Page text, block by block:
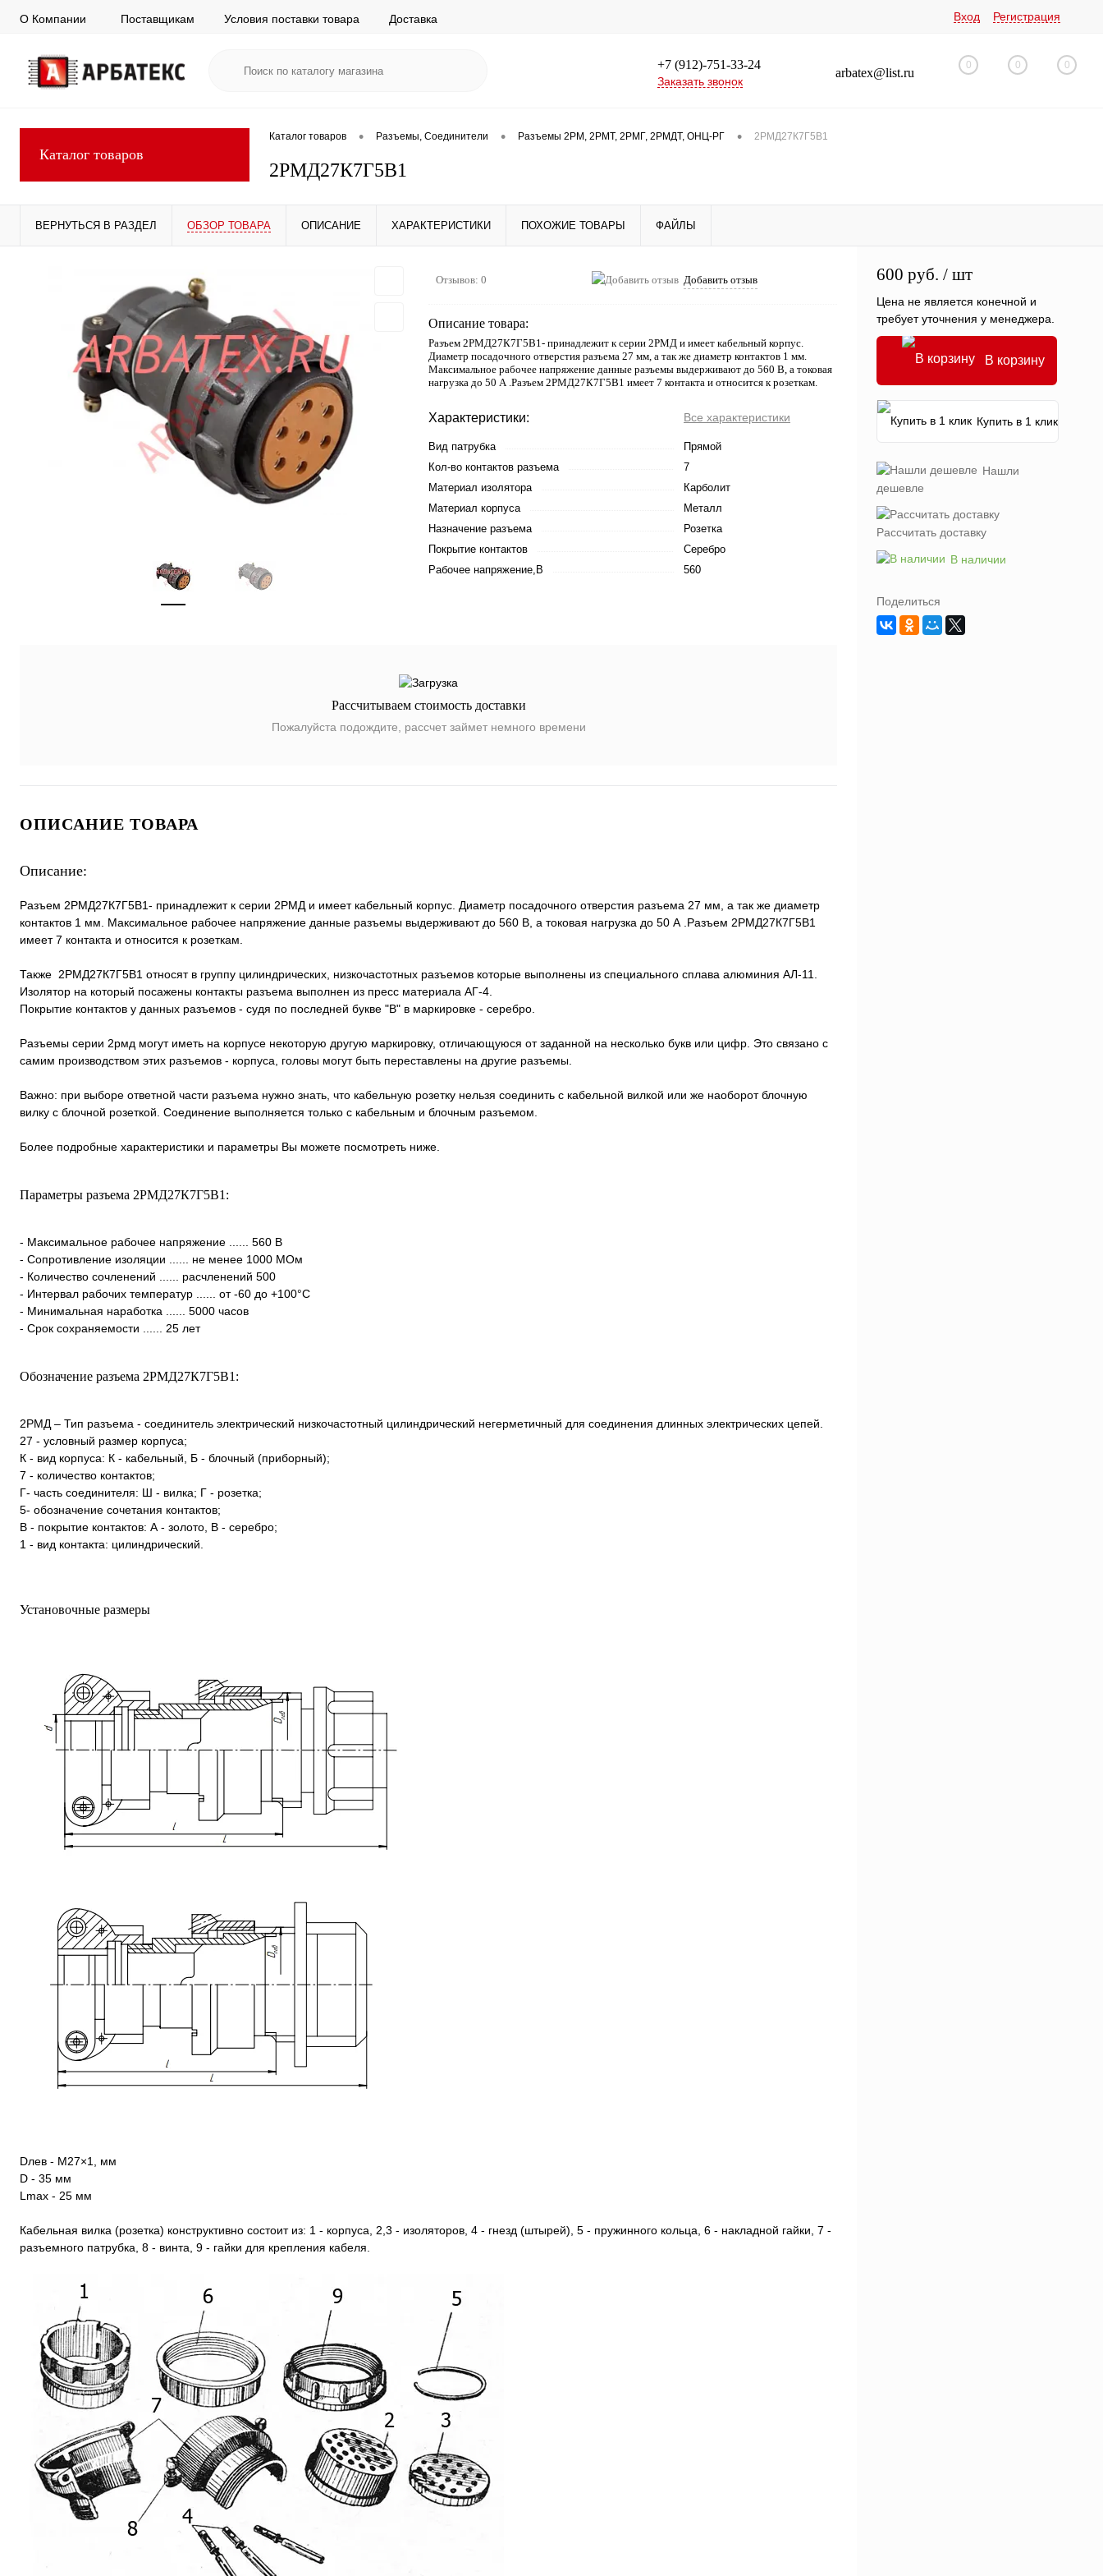
О Компании Поставщикам Условия поставки товара Доставка Вход Регистрация
+7 (912)-751-33-24
Заказать звонок
arbatex@list.ru
0 0 0
Каталог товаров
Каталог товаров • Разъемы, Соединители • Разъемы 2РМ, 2РМТ, 2РМГ, 2РМДТ, ОНЦ-РГ • 2РМД27К7Г5В1
2РМД27К7Г5В1
ВЕРНУТЬСЯ В РАЗДЕЛ ОБЗОР ТОВАРА ОПИСАНИЕ ХАРАКТЕРИСТИКИ ПОХОЖИЕ ТОВАРЫ ФАЙЛЫ
Отзывов: 0 Добавить отзыв
Описание товара:
Разъем 2РМД27К7Г5В1- принадлежит к серии 2РМД и имеет кабельный корпус.
Диаметр посадочного отверстия разъема 27 мм, а так же диаметр контактов 1 мм.
Максимальное рабочее напряжение данные разъемы выдерживают до 560 В, а токовая
нагрузка до 50 А .Разъем 2РМД27К7Г5В1 имеет 7 контакта и относится к розеткам.
Характеристики: Все характеристики
Вид патрубка
Прямой
Кол-во контактов разъема
7
Материал изолятора
Карболит
Материал корпуса
Металл
Назначение разъема
Розетка
Покрытие контактов
Серебро
Рабочее напряжение,В
560
Рассчитываем стоимость доставки
Пожалуйста подождите, рассчет займет немного времени
ОПИСАНИЕ ТОВАРА
Описание:
Разъем 2РМД27К7Г5В1- принадлежит к серии 2РМД и имеет кабельный корпус. Диаметр посадочного отверстия разъема 27 мм, а так же диаметр
контактов 1 мм. Максимальное рабочее напряжение данные разъемы выдерживают до 560 В, а токовая нагрузка до 50 А .Разъем 2РМД27К7Г5В1
имеет 7 контакта и относится к розеткам.
Также 2РМД27К7Г5В1 относят в группу цилиндрических, низкочастотных разъемов которые выполнены из специального сплава алюминия АЛ-11.
Изолятор на который посажены контакты разъема выполнен из пресс материала АГ-4.
Покрытие контактов у данных разъемов - судя по последней букве "В" в маркировке - серебро.
Разъемы серии 2рмд могут иметь на корпусе некоторую другую маркировку, отличающуюся от заданной на несколько букв или цифр. Это связано с
самим производством этих разъемов - корпуса, головы могут быть переставлены на другие разъемы.
Важно: при выборе ответной части разъема нужно знать, что кабельную розетку нельзя соединить с кабельной вилкой или же наоборот блочную
вилку с блочной розеткой. Соединение выполняется только с кабельным и блочным разъемом.
Более подробные характеристики и параметры Вы можете посмотреть ниже.
Параметры разъема 2РМД27К7Г5В1:
- Максимальное рабочее напряжение ...... 560 В
- Сопротивление изоляции ...... не менее 1000 МОм
- Количество сочленений ...... расчленений 500
- Интервал рабочих температур ...... от -60 до +100°С
- Минимальная наработка ...... 5000 часов
- Срок сохраняемости ...... 25 лет
Обозначение разъема 2РМД27К7Г5В1:
2РМД – Тип разъема - соединитель электрический низкочастотный цилиндрический негерметичный для соединения длинных электрических цепей.
27 - условный размер корпуса;
К - вид корпуса: К - кабельный, Б - блочный (приборный);
7 - количество контактов;
Г- часть соединителя: Ш - вилка; Г - розетка;
5- обозначение сочетания контактов;
В - покрытие контактов: А - золото, В - серебро;
1 - вид контакта: цилиндрический.
Установочные размеры
Dлев - М27×1, мм
D - 35 мм
Lmax - 25 мм
Кабельная вилка (розетка) конструктивно состоит из: 1 - корпуса, 2,3 - изоляторов, 4 - гнезд (штырей), 5 - пружинного кольца, 6 - накладной гайки, 7 -
разъемного патрубка, 8 - винта, 9 - гайки для крепления кабеля.
600 руб. / шт
Цена не является конечной и
требует уточнения у менеджера.
В корзину
Купить в 1 клик
Нашли
дешевле
Рассчитать доставку
В наличии
Поделиться